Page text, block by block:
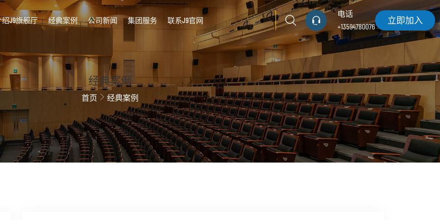
绍J9旗舰厅 经典案例 公司新闻 集团服务 联系J9官网
电话
+13594780076
立即加入
经典案例
首页 经典案例